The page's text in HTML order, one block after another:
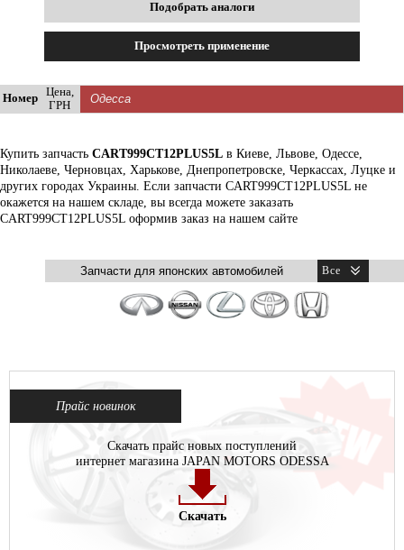
Подобрать аналоги
Просмотреть применение
Номер
Цена,
ГРН
Купить запчасть CART999CT12PLUS5L в Киеве, Львове, Одессе,
Николаеве, Черновцах, Харькове, Днепропетровске, Черкассах, Луцке и
других городах Украины. Если запчасти CART999CT12PLUS5L не
окажется на нашем складе, вы всегда можете заказать
CART999CT12PLUS5L оформив заказ на нашем сайте
Прайс новинок
Скачать прайс новых поступлений
интернет магазина JAPAN MOTORS ODESSA
Скачать